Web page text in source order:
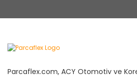
Parcaflex.com, ACY Otomotiv ve